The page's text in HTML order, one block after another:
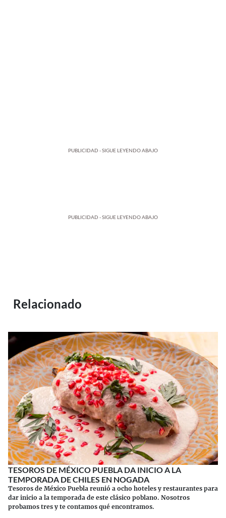
PUBLICIDAD - SIGUE LEYENDO ABAJO
PUBLICIDAD - SIGUE LEYENDO ABAJO
Relacionado
TESOROS DE MÉXICO PUEBLA DA INICIO A LA
TEMPORADA DE CHILES EN NOGADA
Tesoros de México Puebla reunió a ocho hoteles y restaurantes para
dar inicio a la temporada de este clásico poblano. Nosotros
probamos tres y te contamos qué encontramos.